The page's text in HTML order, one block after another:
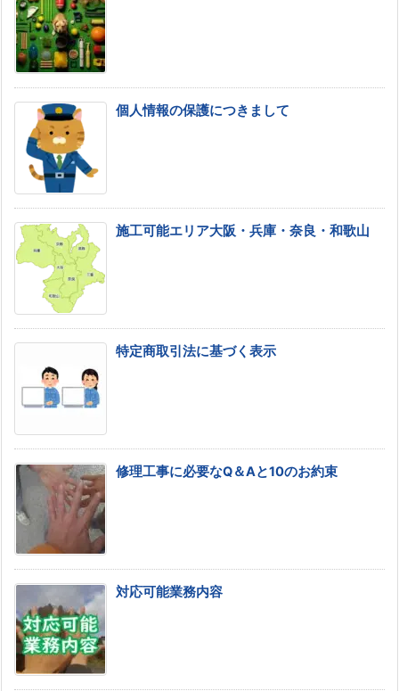
個人情報の保護につきまして
施工可能エリア大阪・兵庫・奈良・和歌山
特定商取引法に基づく表示
修理工事に必要なQ＆Aと10のお約束
対応可能業務内容